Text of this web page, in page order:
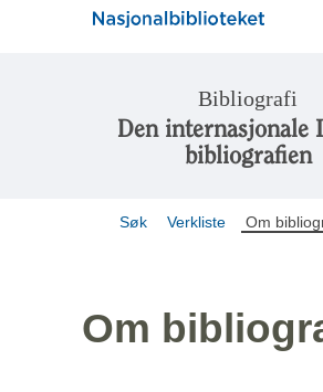
Bibliografi
Den internasjonale
bibliografien
Søk Verkliste Om
Om